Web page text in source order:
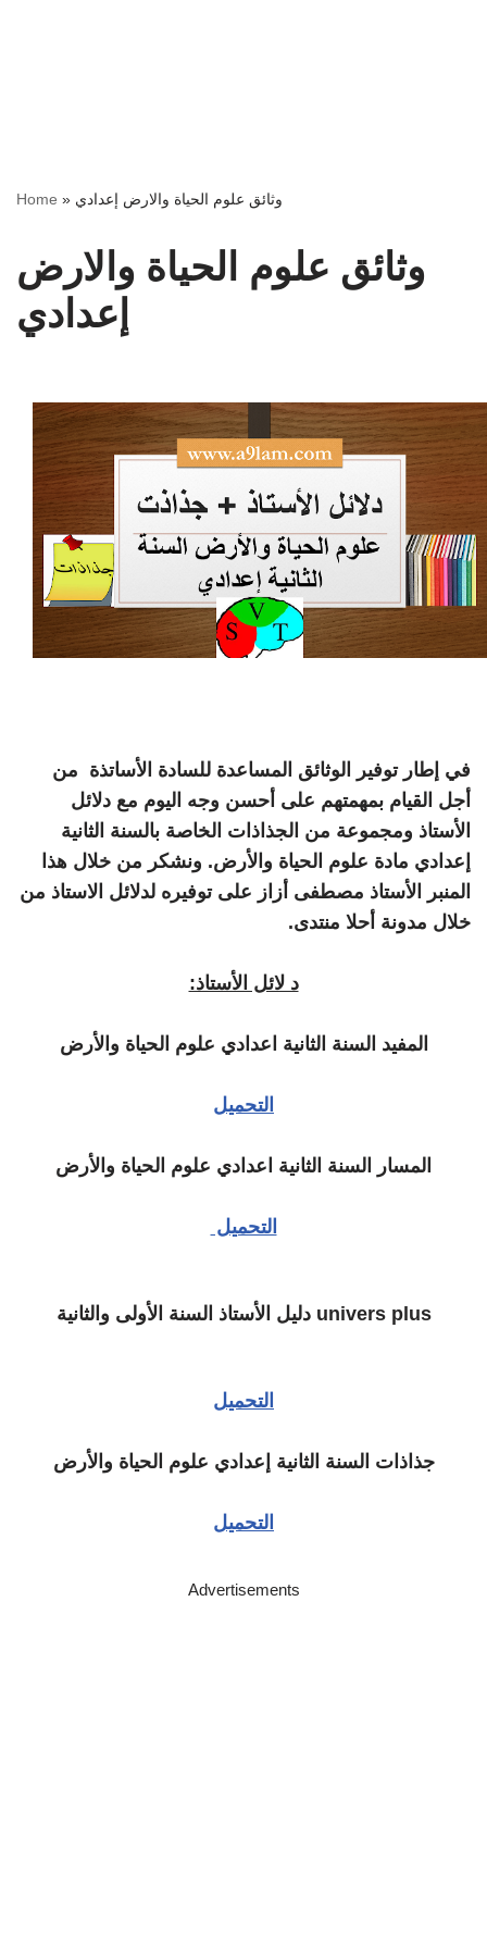
Home » وثائق علوم الحياة والارض إعدادي
وثائق علوم الحياة والارض
إعدادي
في إطار توفير الوثائق المساعدة للسادة الأساتذة من
أجل القيام بمهمتهم على أحسن وجه اليوم مع دلائل
الأستاذ ومجموعة من الجذاذات الخاصة بالسنة الثانية
إعدادي مادة علوم الحياة والأرض. ونشكر من خلال هذا
المنبر الأستاذ مصطفى أزاز على توفيره لدلائل الاستاذ من
خلال مدونة أحلا منتدى.
د لائل الأستاذ:
المفيد السنة الثانية اعدادي علوم الحياة والأرض
التحميل
المسار السنة الثانية اعدادي علوم الحياة والأرض
التحميل
univers plus دليل الأستاذ السنة الأولى والثانية
التحميل
جذاذات السنة الثانية إعدادي علوم الحياة والأرض
التحميل
Advertisements